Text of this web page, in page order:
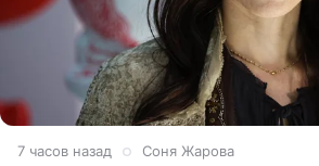
7 часов назад Соня Жарова